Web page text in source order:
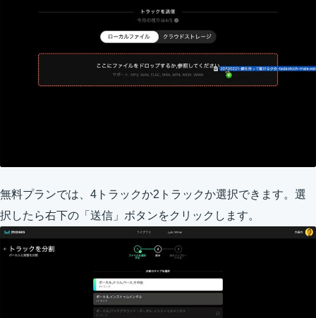
無料プランでは、4トラックか2トラックか選択できます。選
択したら右下の「送信」ボタンをクリックします。